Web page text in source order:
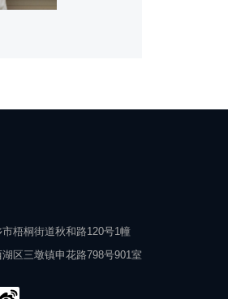
梧桐街道秋和路120号1幢
区三墩镇申花路798号901室